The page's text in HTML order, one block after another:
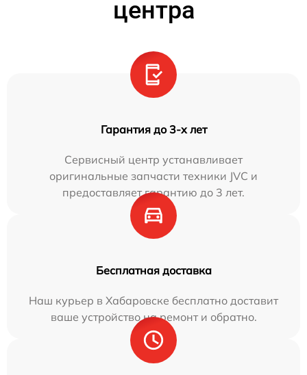
центра
Гарантия до 3-х лет
Сервисный центр устанавливает
оригинальные запчасти техники JVC и
предоставляет гарантию до 3 лет.
Бесплатная доставка
Наш курьер в Хабаровске бесплатно доставит
ваше устройство на ремонт и обратно.